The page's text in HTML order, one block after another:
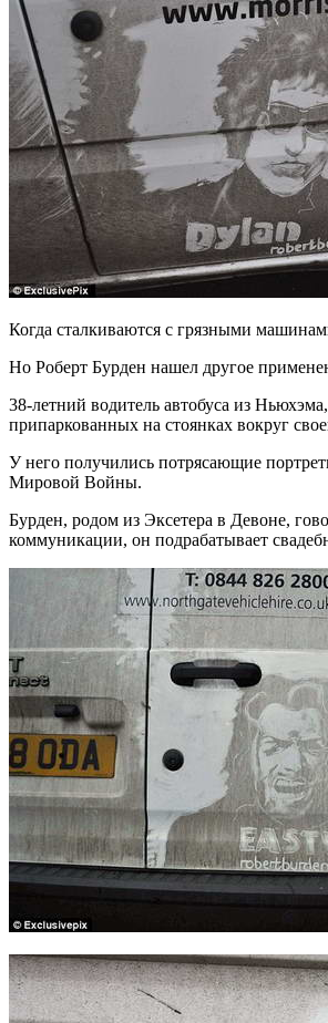
Когда сталкиваются с грязными
Но Роберт Бурден нашел другое
38-летний водитель автобуса из
припаркованных на стоянках вокруг
У него получились потрясающие
Мировой Войны.
Бурден, родом из Эксетера в Девоне,
коммуникации, он подрабатывает